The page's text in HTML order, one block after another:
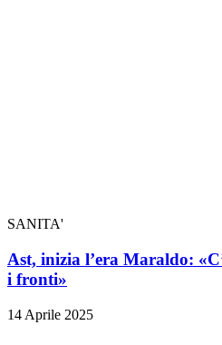
SANITA'
Ast, inizia l’era Maraldo:
i fronti»
14 Aprile 2025